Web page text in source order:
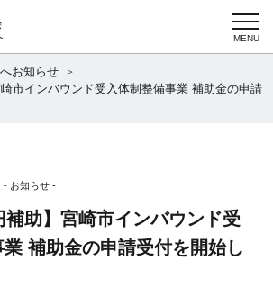
お知らせ
崎市インバウンド受入体制整備事業 補助金の申請
- お知らせ -
補助】宮崎市インバウンド受
業 補助金の申請受付を開始し